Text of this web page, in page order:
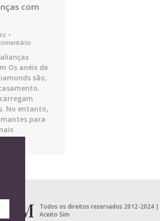
com
Os anéis de
são,
No entanto,
para
é…
Todos os direitos reservados 2012-2024 |
Aceito Sim